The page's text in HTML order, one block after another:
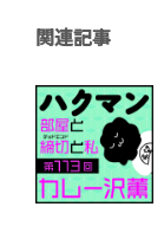
関連記事